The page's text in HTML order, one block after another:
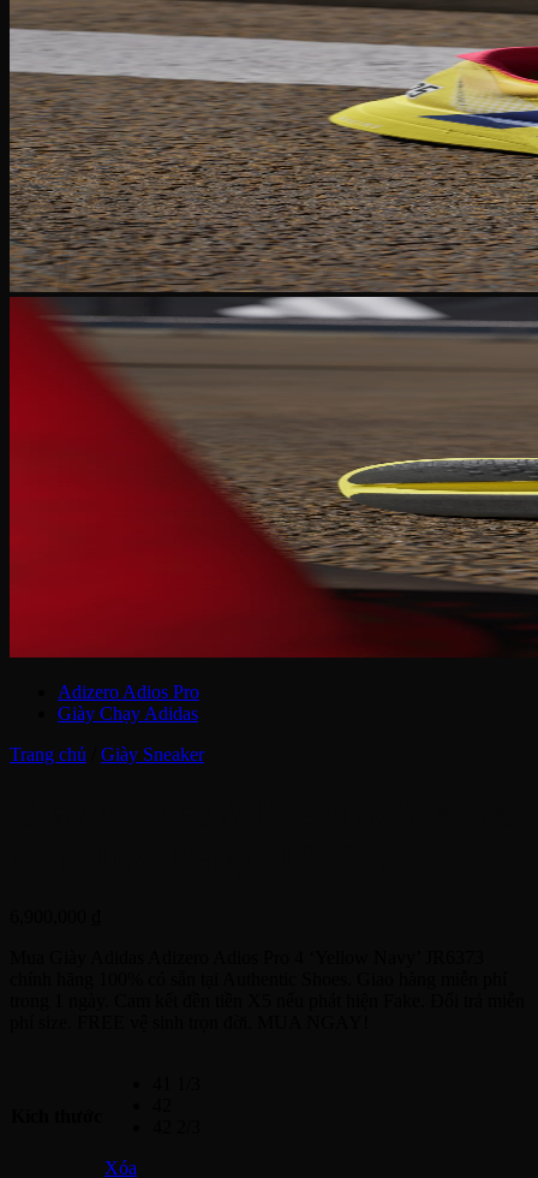
Chưa có sản phẩm trong giỏ hàng.
Quay trở lại cửa hàng
Tìm
kiếm:
Giỏ hàng
Chưa có sản phẩm trong giỏ hàng.
Quay trở lại cửa hàng
Adizero Adios Pro
Giày Chạy Adidas
Trang chủ
Giày Sneaker
Xóa